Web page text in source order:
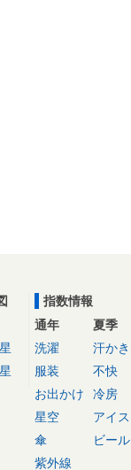
指数情報
通年
洗濯
服装
お出かけ
星空
傘
紫外線
夏季
汗かき
不快
冷房
アイス
ビール